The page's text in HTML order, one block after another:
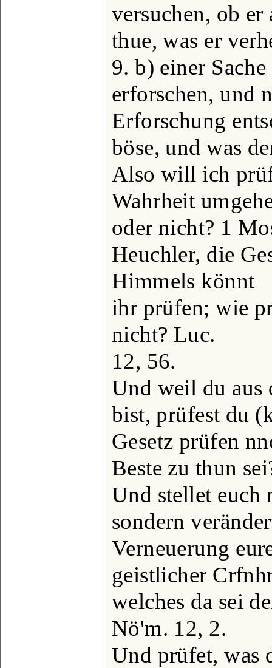
versuchen, ob
thue, was er
9. b) einer
erforschen, und
Erforschung
böse, und was
Also will ich
Wahrheit
oder nicht? 1
Heuchler, die
Himmels könnt
ihr prüfen; wie
nicht? Luc.
12, 56.
Und weil du aus
bist, prüfest du
Gesetz prüfen
Beste zu thun
Und stellet euch
sondern
Verneuerung
geistlicher
welches da sei
Nö'm. 12, 2.
Und prüfet, was